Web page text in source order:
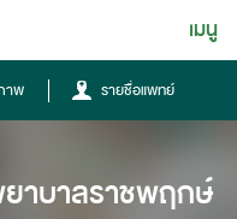
เมนู
าพ รายชื่อแพทย์
าบาลราชพฤกษ์